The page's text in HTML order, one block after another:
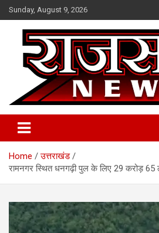
Skip
to
content
Sunday, August 9, 2026
Raj Satta News
Home
उत्तराखंड
रामनगर स्थित धनगढ़ी पुल के लिए 29 करोड़